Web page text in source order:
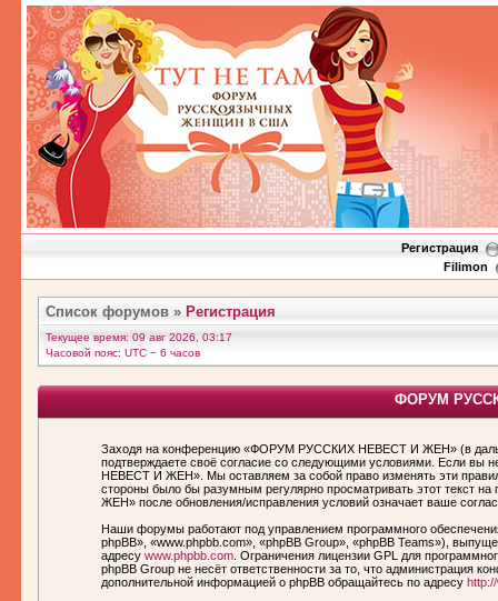
Регистрация
Filimon
Список форумов » Регистрация
Текущее время: 09 авг 2026, 03:17
Часовой пояс: UTC − 6 часов
ФОРУМ
Заходя на конференцию «ФОРУМ РУССКИХ НЕВЕСТ И ЖЕН» (в
подтверждаете своё согласие со следующими условиями. Если
НЕВЕСТ И ЖЕН». Мы оставляем за собой право изменять эти
стороны было бы разумным регулярно просматривать этот текст
ЖЕН» после обновления/исправления условий означает ваше
Наши форумы работают под управлением программного
phpBB», «www.phpbb.com», «phpBB Group», «phpBB Teams»),
адресу www.phpbb.com . Ограничения лицензии GPL для
phpBB Group не несёт ответственности за то, что администрация
дополнительной информацией о phpBB обращайтесь по адресу